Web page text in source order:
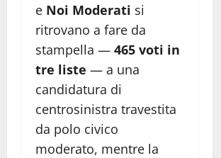
e Noi Moderati si
ritrovano a fare da
stampella — 465 voti in
tre liste — a una
candidatura di
centrosinistra travestita
da polo civico
moderato, mentre la